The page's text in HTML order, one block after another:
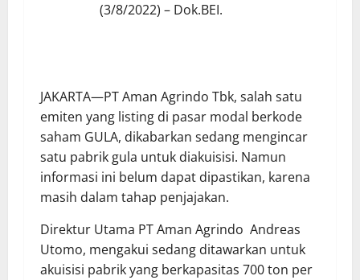
(3/8/2022) – Dok.BEI.
JAKARTA—PT Aman Agrindo Tbk, salah satu
emiten yang listing di pasar modal berkode
saham GULA, dikabarkan sedang mengincar
satu pabrik gula untuk diakuisisi. Namun
informasi ini belum dapat dipastikan, karena
masih dalam tahap penjajakan.
Direktur Utama PT Aman Agrindo Andreas
Utomo, mengakui sedang ditawarkan untuk
akuisisi pabrik yang berkapasitas 700 ton per